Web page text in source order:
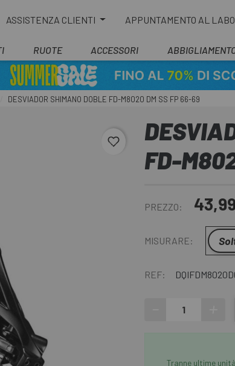
ASSISTENZA CLIENTI APPUNTAMENTO AL
RUOTE ACCESSORI
DESVIADOR SHIMANO DOBLE FD-M8020 DM SS FP 66-69
favorite_border
FD-
PREZZO:
MISURARE:
REF:
Tranne ultime